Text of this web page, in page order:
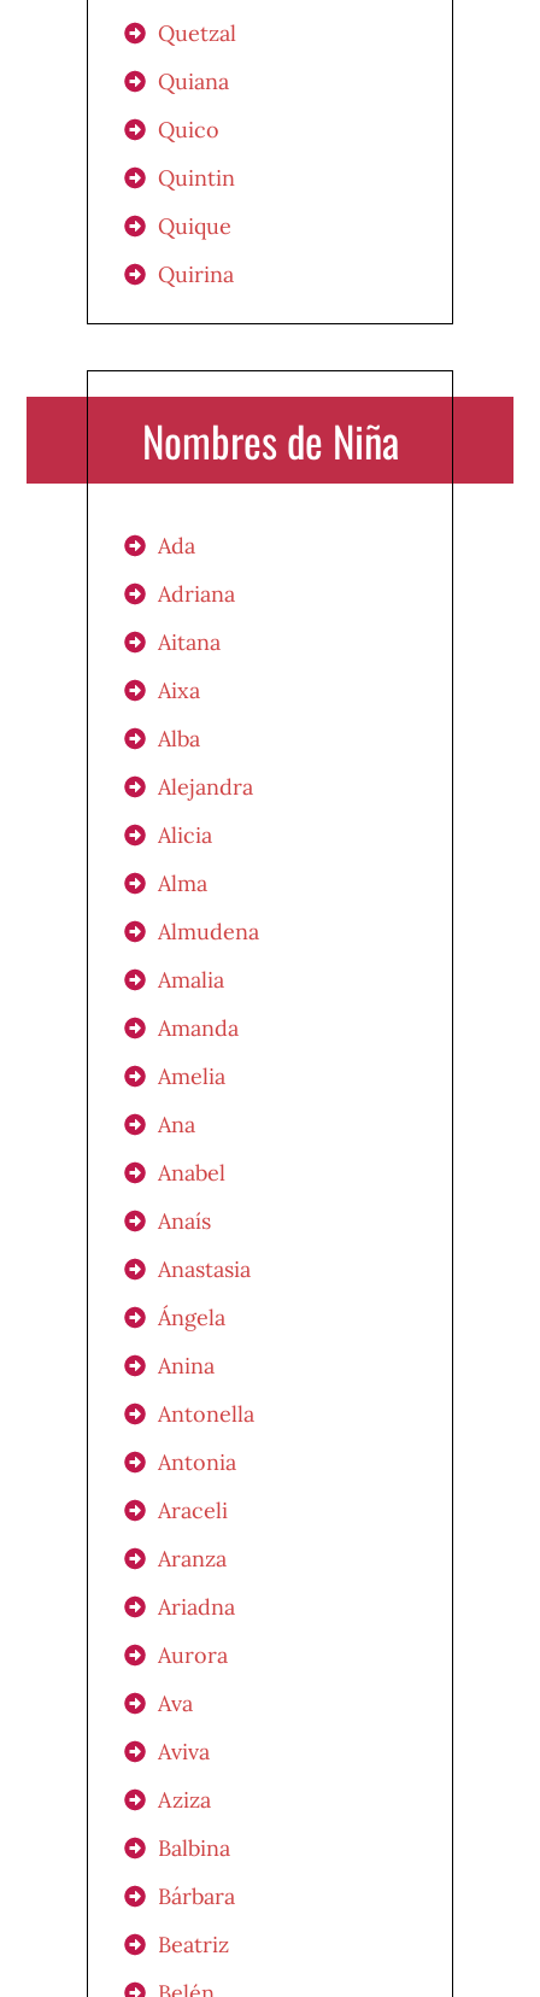
Quetzal
Quiana
Quico
Quintin
Quique
Quirina
Nombres de Niña
Ada
Adriana
Aitana
Aixa
Alba
Alejandra
Alicia
Alma
Almudena
Amalia
Amanda
Amelia
Ana
Anabel
Anaís
Anastasia
Ángela
Anina
Antonella
Antonia
Araceli
Aranza
Ariadna
Aurora
Ava
Aviva
Aziza
Balbina
Bárbara
Beatriz